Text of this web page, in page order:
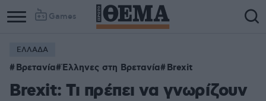
Games
ΕΛΛΑΔΑ
Βρετανία Έλληνες στη Βρετανία Brexit
Brexit: Τι πρέπει να γνωρίζουν